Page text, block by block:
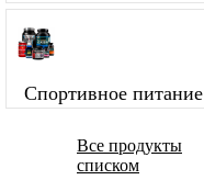
Спортивное питание
Все продукты
списком